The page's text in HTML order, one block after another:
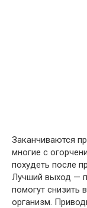
Заканчиваются
многие с
похудеть после
Лучший выход —
помогут снизить
организм.